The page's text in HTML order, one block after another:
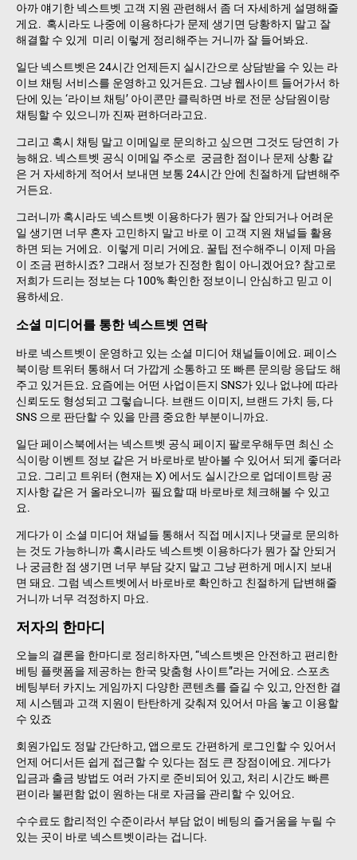
아까 얘기한 넥스트벳 고객 지원 관련해서 좀 더 자세하게 설명해줄
게요. 혹시라도 나중에 이용하다가 문제 생기면 당황하지 말고 잘
해결할 수 있게 미리 이렇게 정리해주는 거니까 잘 들어봐요.
일단 넥스트벳은 24시간 언제든지 실시간으로 상담받을 수 있는 라
이브 채팅 서비스를 운영하고 있거든요. 그냥 웹사이트 들어가서 하
단에 있는 ‘라이브 채팅’ 아이콘만 클릭하면 바로 전문 상담원이랑
채팅할 수 있으니까 진짜 편하더라고요.
그리고 혹시 채팅 말고 이메일로 문의하고 싶으면 그것도 당연히 가
능해요. 넥스트벳 공식 이메일 주소로 궁금한 점이나 문제 상황 같
은 거 자세하게 적어서 보내면 보통 24시간 안에 친절하게 답변해주
거든요.
그러니까 혹시라도 넥스트벳 이용하다가 뭔가 잘 안되거나 어려운
일 생기면 너무 혼자 고민하지 말고 바로 이 고객 지원 채널들 활용
하면 되는 거에요. 이렇게 미리 거에요. 꿀팁 전수해주니 이제 마음
이 조금 편하시죠? 그래서 정보가 진정한 힘이 아니겠어요? 참고로
저희가 드리는 정보는 다 100% 확인한 정보이니 안심하고 믿고 이
용하세요.
소셜 미디어를 통한 넥스트벳 연락
바로 넥스트벳이 운영하고 있는 소셜 미디어 채널들이에요. 페이스
북이랑 트위터 통해서 더 가깝게 소통하고 또 빠른 문의랑 응답도 해
주고 있거든요. 요즘에는 어떤 사업이든지 SNS가 있나 없냐에 따라
신뢰도도 형성되고 그렇습니다. 브랜드 이미지, 브랜드 가치 등, 다
SNS 으로 판단할 수 있을 만큼 중요한 부분이니까요.
일단 페이스북에서는 넥스트벳 공식 페이지 팔로우해두면 최신 소
식이랑 이벤트 정보 같은 거 바로바로 받아볼 수 있어서 되게 좋더라
고요. 그리고 트위터 (현재는 X) 에서도 실시간으로 업데이트랑 공
지사항 같은 거 올라오니까 필요할 때 바로바로 체크해볼 수 있고
요.
게다가 이 소셜 미디어 채널들 통해서 직접 메시지나 댓글로 문의하
는 것도 가능하니까 혹시라도 넥스트벳 이용하다가 뭔가 잘 안되거
나 궁금한 점 생기면 너무 부담 갖지 말고 그냥 편하게 메시지 보내
면 돼요. 그럼 넥스트벳에서 바로바로 확인하고 친절하게 답변해줄
거니까 너무 걱정하지 마요.
저자의 한마디
오늘의 결론을 한마디로 정리하자면, “넥스트벳은 안전하고 편리한
베팅 플랫폼을 제공하는 한국 맞춤형 사이트”라는 거에요. 스포츠
베팅부터 카지노 게임까지 다양한 콘텐츠를 즐길 수 있고, 안전한 결
제 시스템과 고객 지원이 탄탄하게 갖춰져 있어서 마음 놓고 이용할
수 있죠
회원가입도 정말 간단하고, 앱으로도 간편하게 로그인할 수 있어서
언제 어디서든 쉽게 접근할 수 있다는 점도 큰 장점이에요. 게다가
입금과 출금 방법도 여러 가지로 준비되어 있고, 처리 시간도 빠른
편이라 불편함 없이 원하는 대로 자금을 관리할 수 있어요.
수수료도 합리적인 수준이라서 부담 없이 베팅의 즐거움을 누릴 수
있는 곳이 바로 넥스트벳이라는 겁니다.